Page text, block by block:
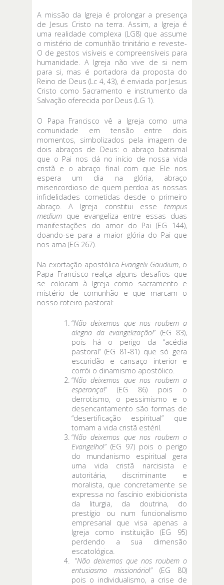
A missão da Igreja é prolongar a presença
de Jesus Cristo na terra. Assim, a Igreja é
uma realidade complexa (LG8) que assume
o mistério de comunhão trinitário e reveste-
O de gestos visíveis e compreensíveis para
humanidade. A Igreja não vive de si nem
para si, mas é portadora da proposta do
Reino de Deus (Lc 4, 43), é enviada por Jesus
Cristo como Sacramento e instrumento da
Salvação oferecida por Deus (LG 1).
O Papa Francisco vê a Igreja como uma
comunidade em tensão entre dois
momentos, simbolizados pela imagem de
dois abraços de Deus: o abraço batismal
que o Pai nos dá no início de nossa vida
cristã e o abraço final com que Ele nos
espera um dia na glória, abraço
misericordioso de quem perdoa as nossas
infidelidades cometidas desde o primeiro
abraço. A Igreja constitui esse tempus
medium que evangeliza entre essas duas
manifestações do amor do Pai (EG 144),
doando-se para a maior glória do Pai que
nos ama (EG 267).
Na exortação apostólicaEvangelii Gaudium, o
Papa Francisco realça alguns desafios que
se colocam à Igreja como sacramento e
mistério de comunhão e que marcam o
nosso roteiro pastoral:
“Não deixemos que nos roubem a
alegria da evangelização!” (EG 83),
pois há o perigo da “acédia
pastoral” (EG 81-81) que só gera
escuridão e cansaço interior e
corrói o dinamismo apostólico.
“Não deixemos que nos roubem a
esperança!” (EG 86) pois o
derrotismo, o pessimismo e o
desencantamento são formas de
“desertificação espiritual” que
tornam a vida cristã estéril.
“Não deixemos que nos roubem o
Evangelho!” (EG 97) pois o perigo
do mundanismo espiritual gera
uma vida cristã narcisista e
autoritária, discriminante e
moralista, que concretamente se
expressa no fascínio exibicionista
da liturgia, da doutrina, do
prestígio ou num funcionalismo
empresarial que visa apenas a
Igreja como instituição (EG 95)
perdendo a sua dimensão
escatológica.
“Não deixemos que nos roubem o
entusiasmo missionário!” (EG 80)
pois o individualismo, a crise de